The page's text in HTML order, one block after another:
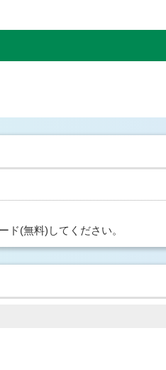
ド(無料)してください。